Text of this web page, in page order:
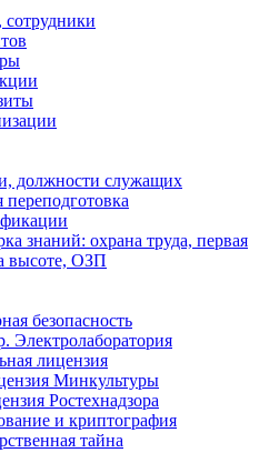
должности служащих
знаний: охрана труда, первая
высоте, ОЗП
безопасность
Электролаборатория
лицензия
Минкультуры
Ростехнадзора
и криптография
тайна